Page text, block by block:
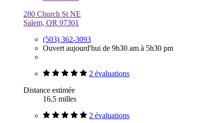
280 Church St NE
Salem, OR 97301
(503) 362-3093
Ouvert aujourd'hui de 9h30 am à 5h30 pm
2 évaluations
Distance estimée
16,5 milles
2 évaluations